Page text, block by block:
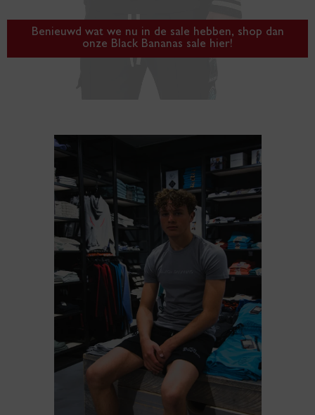
Benieuwd wat we nu in de sale hebben, shop dan
onze Black Bananas sale hier!